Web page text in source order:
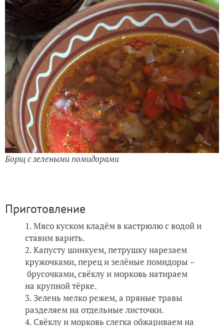
Борщ с зелеными помидорами
Приготовление
Мясо куском кладём в кастрюлю с водой и
ставим варить.
Капусту шинкуем, петрушку нарезаем
кружочками, перец и зелёные помидоры –
брусочками, свёклу и морковь натираем
на крупной тёрке.
Зелень мелко режем, а пряные травы
разделяем на отдельные листочки.
Свёклу и морковь слегка обжариваем на